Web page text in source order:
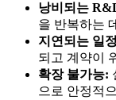
낭비되는
을 반복하는
지연되는 일
되고 계약이
확장 불가능:
으로 안정적